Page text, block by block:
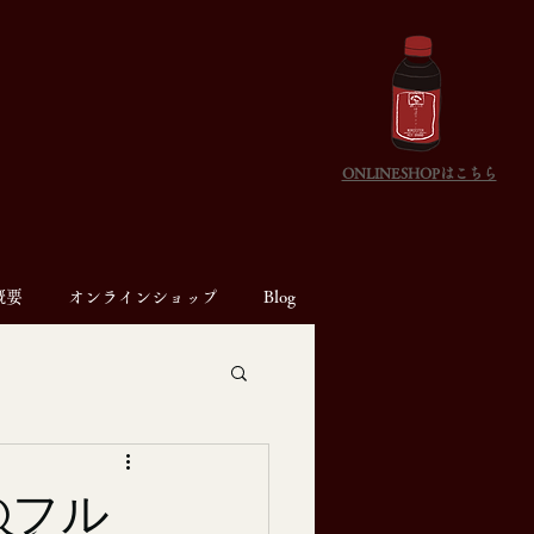
ONLINESHOPはこちら
要 オンラインショップ Blog
フル